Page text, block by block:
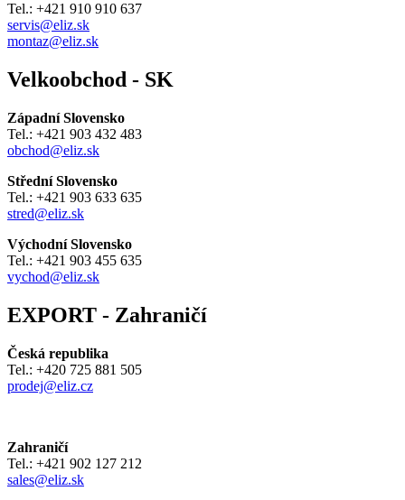
Tel.: +421 910 910 637
servis@eliz.sk
montaz@eliz.sk
Velkoobchod - SK
Západní Slovensko
Tel.: +421 903 432 483
obchod@eliz.sk
Střední Slovensko
Tel.: +421 903 633 635
stred@eliz.sk
Východní Slovensko
Tel.: +421 903 455 635
vychod@eliz.sk
EXPORT - Zahraničí
Česká republika
Tel.: +420 725 881 505
prodej@eliz.cz
Zahraničí
Tel.: +421 902 127 212
sales@eliz.sk